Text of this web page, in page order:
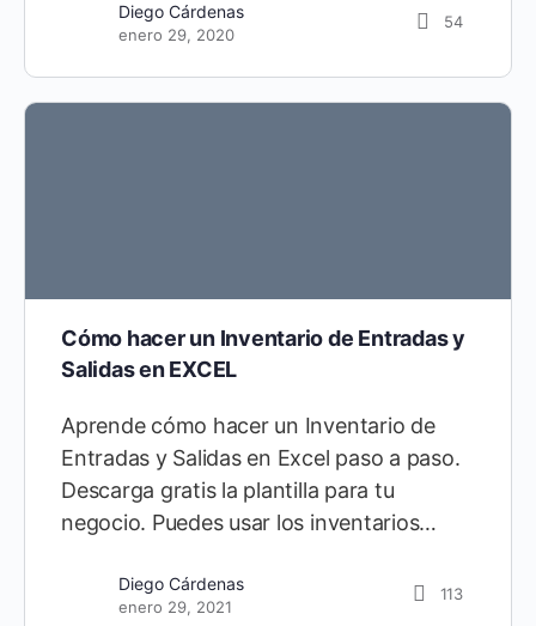
Diego Cárdenas
enero 29, 2020
54
Cómo hacer un Inventario de Entradas y
Salidas en EXCEL
Aprende cómo hacer un Inventario de
Entradas y Salidas en Excel paso a paso.
Descarga gratis la plantilla para tu
negocio. Puedes usar los inventarios…
Diego Cárdenas
enero 29, 2021
113